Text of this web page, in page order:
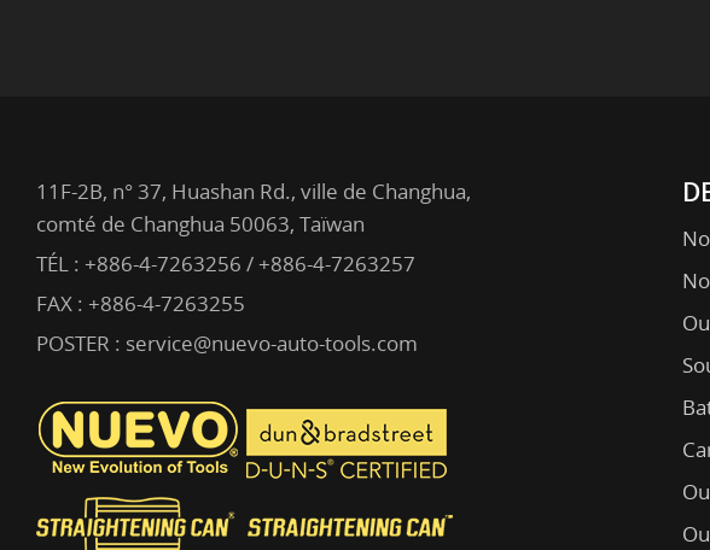
11F-2B, n° 37, Huashan Rd., ville de Changhua,
comté de Changhua 50063, Taïwan
TÉL : +886-4-7263256 / +886-4-7263257
FAX : +886-4-7263255
POSTER : service@nuevo-auto-tools.com